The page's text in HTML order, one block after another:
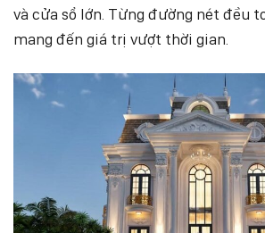
và cửa sổ lớn. Từng đường nét đều
mang đến giá trị vượt thời gian.